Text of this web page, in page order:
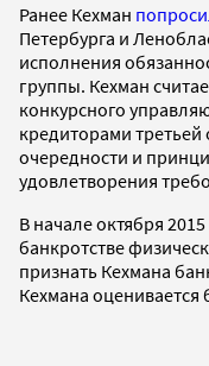
Ранее Кехман
Петербурга и
исполнения
группы. Кехман
конкурсного
кредиторами третьей
очередности и
удовлетворения
В начале октября
банкротстве
признать Кехмана
Кехмана оценивается